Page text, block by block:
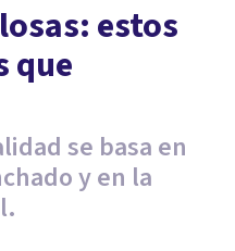
estos
que
se basa en
y en la